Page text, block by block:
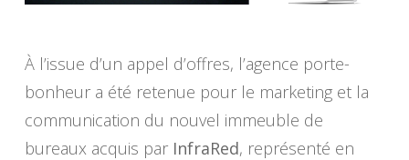
À l’issue d’un appel d’offres, l’agence porte-
bonheur a été retenue pour le marketing et la
communication du nouvel immeuble de
bureaux acquis par InfraRed, représenté en